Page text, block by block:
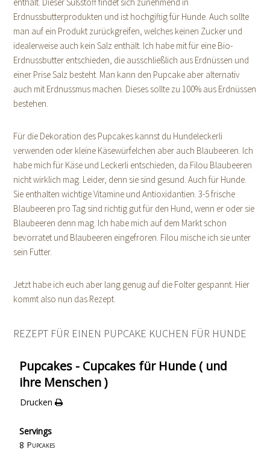
Erdnussbutterprodukten und ist hochgiftig für Hunde. Auch sollte
man auf ein Produkt zurückgreifen, welches keinen Zucker und
idealerweise auch kein Salz enthält. Ich habe mit für eine Bio-
Erdnussbutter entschieden, die ausschließlich aus Erdnüssen und
einer Prise Salz besteht. Man kann den Pupcake aber alternativ
auch mit Erdnussmus machen. Dieses sollte zu 100% aus Erdnüssen
bestehen.
Für die Dekoration des Pupcakes kannst du Hundeleckerli
verwenden oder kleine Käsewürfelchen aber auch Blaubeeren. Ich
habe mich für Käse und Leckerli entschieden, da Filou Blaubeeren
nicht wirklich mag. Leider, denn sie sind gesund. Auch für Hunde.
Sie enthalten wichtige Vitamine und Antioxidantien. 3-5 frische
Blaubeeren pro Tag sind richtig gut für den Hund, wenn er oder sie
Blaubeeren denn mag. Ich habe mich auf dem Markt schon
bevorratet und Blaubeeren eingefroren. Filou mische ich sie unter
sein Futter.
Jetzt habe ich euch aber lang genug auf die Folter gespannt. Hier
kommt also nun das Rezept.
REZEPT FÜR EINEN PUPCAKE KUCHEN FÜR HUNDE
Pupcakes - Cupcakes für Hunde ( und
ihre Menschen )
Drucken
Servings
8 Pupcakes